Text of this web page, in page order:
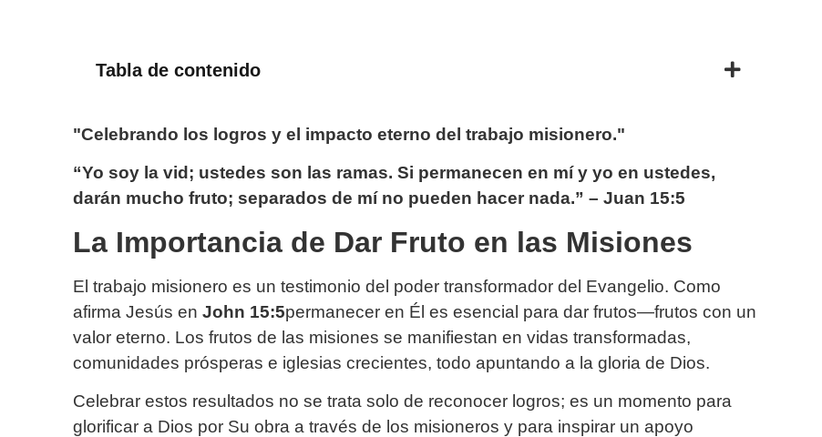
Tabla de contenido
"Celebrando los logros y el impacto eterno del trabajo misionero."
“Yo soy la vid; ustedes son las ramas. Si permanecen en mí y yo en ustedes,
darán mucho fruto; separados de mí no pueden hacer nada.” – Juan 15:5
La Importancia de Dar Fruto en las Misiones
El trabajo misionero es un testimonio del poder transformador del Evangelio. Como
afirma Jesús en John 15:5permanecer en Él es esencial para dar frutos—frutos con un
valor eterno. Los frutos de las misiones se manifiestan en vidas transformadas,
comunidades prósperas e iglesias crecientes, todo apuntando a la gloria de Dios.
Celebrar estos resultados no se trata solo de reconocer logros; es un momento para
glorificar a Dios por Su obra a través de los misioneros y para inspirar un apoyo